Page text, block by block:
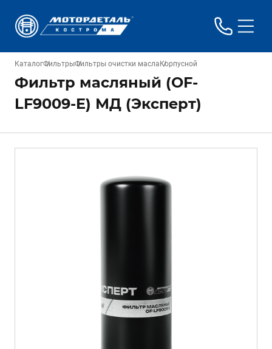
КаталогФильтрыФильтры очистки масла Корпусной
Фильтр масляный (OF-
LF9009-E) МД (Эксперт)